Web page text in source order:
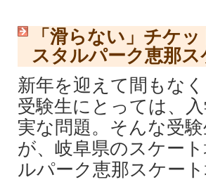
「滑らない」チケ
スタルパーク恵那ス
新年を迎えて間もな
受験生にとっては、
実な問題。そんな受
が、岐阜県のスケー
ルパーク恵那スケー